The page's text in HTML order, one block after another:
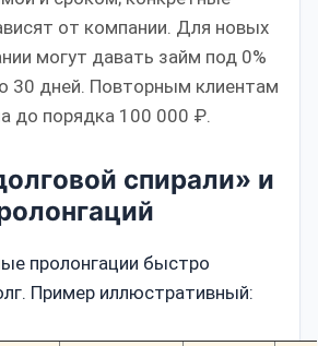
от компании. Для новых
могут давать займ под 0%
30 дней. Повторным клиентам
до порядка 100 000 ₽.
спирали» и
пролонгации быстро
Пример иллюстративный: